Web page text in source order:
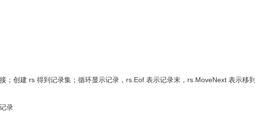
创建 rs 得到记录集；循环显示记录，rs.Eof 表示记录末，rs.MoveNext 表示移到
录